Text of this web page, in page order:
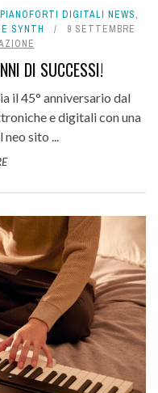
PIANOFORTI DIGITALI NEWS,
SYNTH
9 SETTEMBRE
DI SUCCESSI!
il 45° anniversario dal
e digitali con una
neo sito ...